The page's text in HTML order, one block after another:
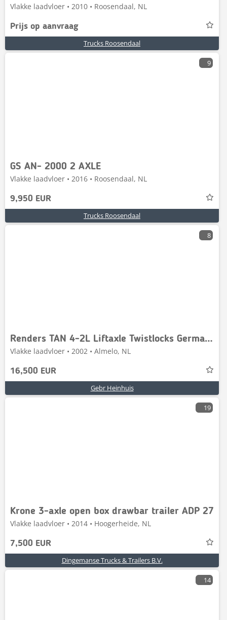
Vlakke laadvloer • 2010 • Roosendaal, NL
Prijs op aanvraag
Trucks Roosendaal
9
GS AN- 2000 2 AXLE
Vlakke laadvloer • 2016 • Roosendaal, NL
9,950 EUR
Trucks Roosendaal
8
Renders TAN 4-2L Liftaxle Twistlocks German Trailer!
Vlakke laadvloer • 2002 • Almelo, NL
16,500 EUR
Gebr Heinhuis
19
Krone 3-axle open box drawbar trailer ADP 27
Vlakke laadvloer • 2014 • Hoogerheide, NL
7,500 EUR
Dingemanse Trucks & Trailers B.V.
14